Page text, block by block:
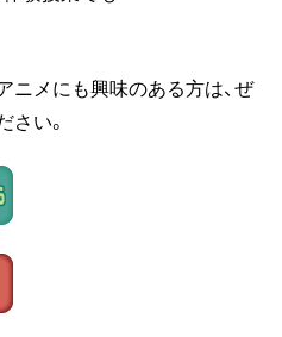
ニメにも興味のある方は、ぜ
さい。